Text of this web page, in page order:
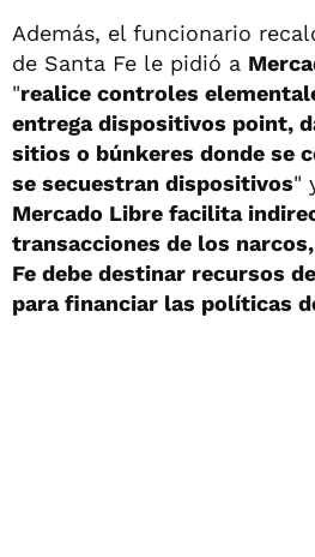
Además, el funcionario
de Santa Fe le pidió a
"realice controles
entrega dispositivos point,
sitios o búnkeres donde se
se secuestran dispositivos"
Mercado Libre facilita
transacciones de los
Fe debe destinar recursos
para financiar las políticas